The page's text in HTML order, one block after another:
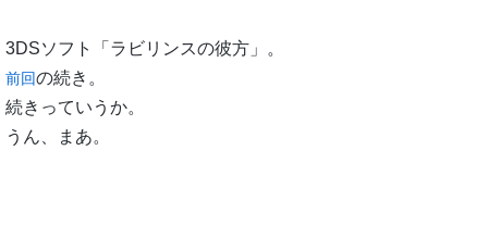
3DSソフト「ラビリンスの彼方」。
前回の続き。
続きっていうか。
うん、まあ。